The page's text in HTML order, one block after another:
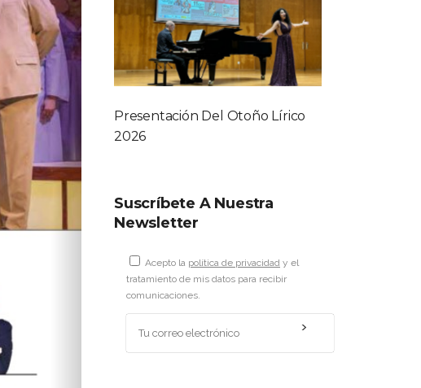
Presentación Del Otoño Lírico
2026
Suscríbete A Nuestra
Newsletter
Acepto la política de privacidad y el
tratamiento de mis datos para recibir
comunicaciones.